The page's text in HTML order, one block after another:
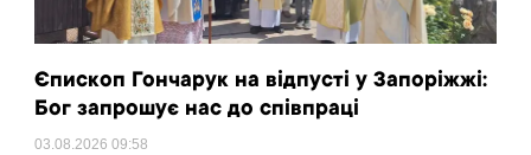
Єпископ Гончарук на відпусті у Запоріжжі:
Бог запрошує нас до співпраці
03.08.202609:58